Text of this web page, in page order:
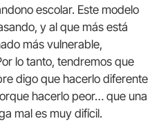
escolar. Este modelo
y al que más está
más vulnerable,
lo tanto, tendremos que
digo que hacerlo diferente
hacerlo peor… que una
mal es muy difícil.